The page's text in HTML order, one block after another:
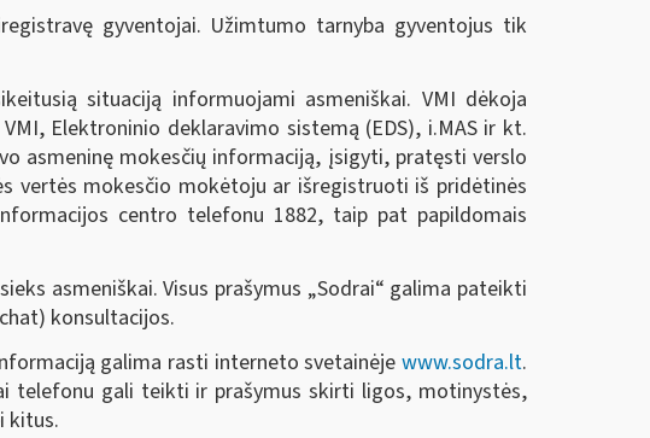
gyventojai. Užimtumo tarnyba gyventojus tik
situaciją informuojami asmeniškai. VMI dėkoja
Elektroninio deklaravimo sistemą (EDS), i.MAS ir kt.
asmeninę mokesčių informaciją, įsigyti, pratęsti verslo
vertės mokesčio mokėtoju ar išregistruoti iš pridėtinės
centro telefonu 1882, taip pat papildomais
asmeniškai. Visus prašymus „Sodrai“ galima pateikti
konsultacijos.
galima rasti interneto svetainėje www.sodra.lt.
telefonu gali teikti ir prašymus skirti ligos, motinystės,
kitus.